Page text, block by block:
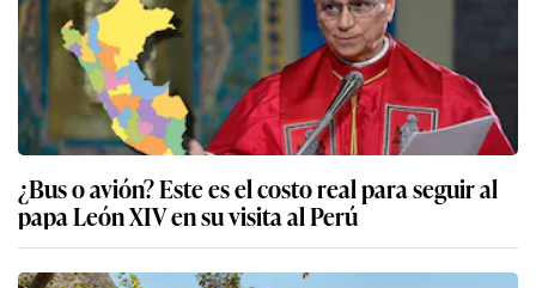
¿Bus o avión? Este es el costo real para seguir al
papa León XIV en su visita al Perú